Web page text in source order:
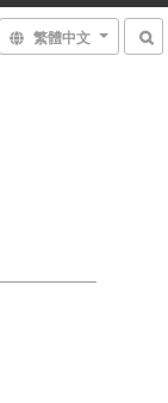
繁體中文